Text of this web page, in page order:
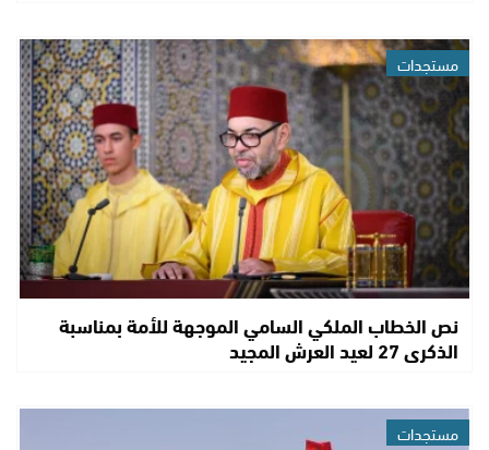
مستجدات
نص الخطاب الملكي السامي الموجهة للأمة بمناسبة
الذكرى 27 لعيد العرش المجيد
مستجدات